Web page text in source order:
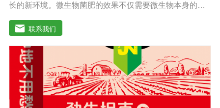
长的新环境。微生物菌肥的效果不仅需要微生物本身的活
规模繁殖，在植物根系周围形成有利的种群，防止其他有
害细菌的生命活动，分解土壤有机物，促进土壤颗粒的形
成，通过有益细菌的活性疏松土壤好地调节土壤疏松、肥
料、肥料、水、水、透气性，分解土壤中的农药残留，避
免农药残留对下一季度的作物造成损害。根系排放的有害
物质也能分解植物的生长过程。微生物菌肥的外部条件包
括温度、土壤湿度、土壤养分、光照强度和土壤酸碱度，
当微生物菌肥的数量和强度合适时，微生物菌肥可以发挥
正常作用。只有在适当的外部条件下，微生物菌肥才能发
联系我们